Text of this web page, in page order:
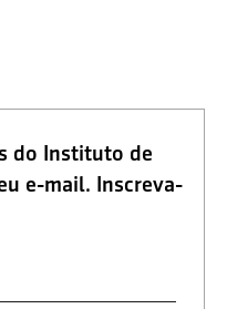
do Instituto de
e-mail. Inscreva-